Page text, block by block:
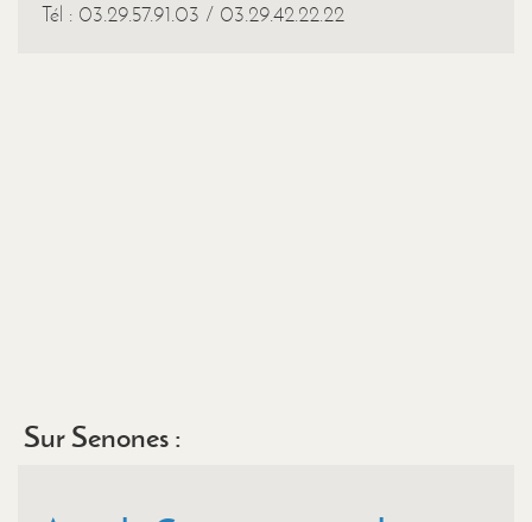
Tél : 03.29.57.91.03 / 03.29.42.22.22
Sur Senones :